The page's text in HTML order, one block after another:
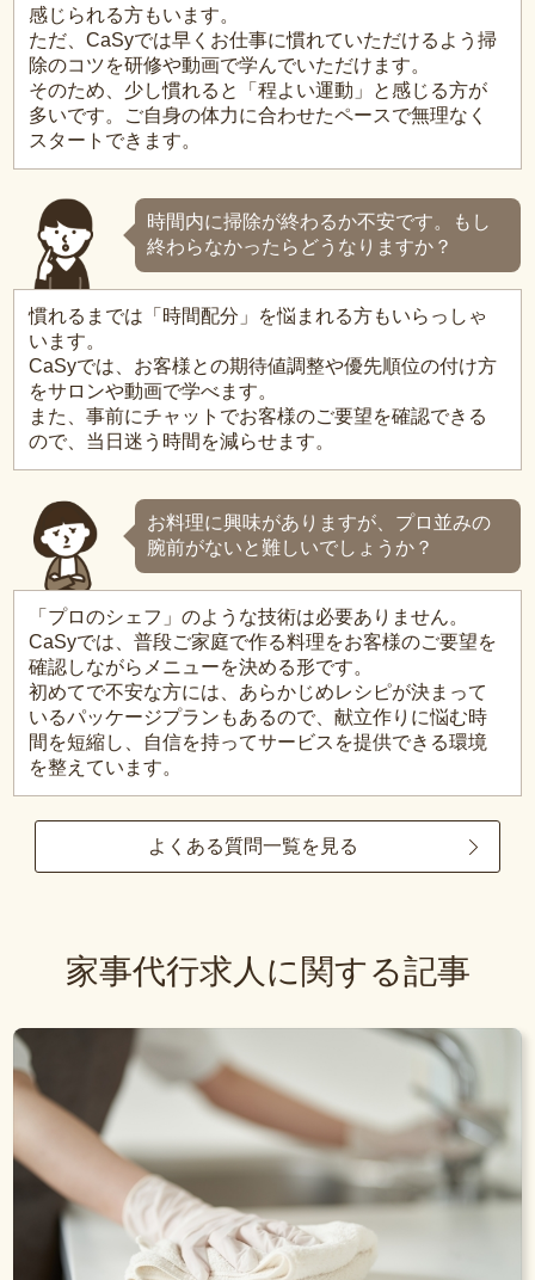
感じられる方もいます。
ただ、CaSyでは早くお仕事に慣れていただけるよう掃
除のコツを研修や動画で学んでいただけます。
そのため、少し慣れると「程よい運動」と感じる方が
多いです。ご自身の体力に合わせたペースで無理なく
スタートできます。
時間内に掃除が終わるか不安です。もし
終わらなかったらどうなりますか？
慣れるまでは「時間配分」を悩まれる方もいらっしゃ
います。
CaSyでは、お客様との期待値調整や優先順位の付け方
をサロンや動画で学べます。
また、事前にチャットでお客様のご要望を確認できる
ので、当日迷う時間を減らせます。
お料理に興味がありますが、プロ並みの
腕前がないと難しいでしょうか？
「プロのシェフ」のような技術は必要ありません。
CaSyでは、普段ご家庭で作る料理をお客様のご要望を
確認しながらメニューを決める形です。
初めてで不安な方には、あらかじめレシピが決まって
いるパッケージプランもあるので、献立作りに悩む時
間を短縮し、自信を持ってサービスを提供できる環境
を整えています。
よくある質問一覧を見る
家事代行求人に関する記事